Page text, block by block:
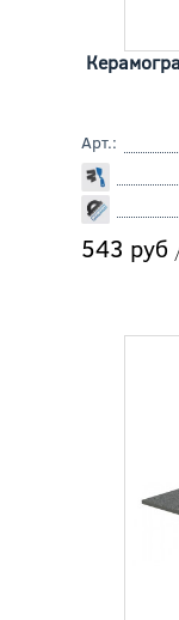
Арт.:
543 руб